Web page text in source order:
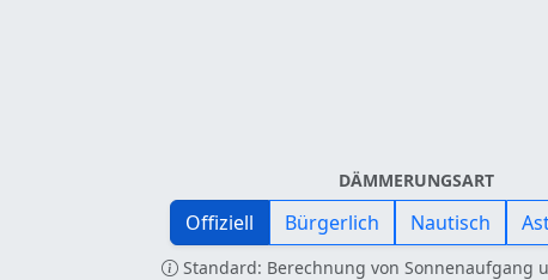
DÄMMERUNGSART
Offiziell Bürgerlich Nautisch
Standard: Berechnung von Sonnenaufgang